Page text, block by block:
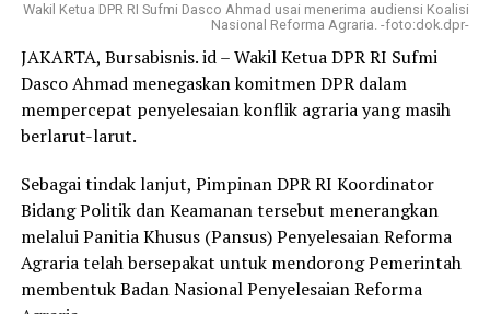
Wakil Ketua DPR RI Sufmi Dasco Ahmad usai menerima audiensi Koalisi
Nasional Reforma Agraria. -foto:dok.dpr-
JAKARTA, Bursabisnis. id – Wakil Ketua DPR RI Sufmi
Dasco Ahmad menegaskan komitmen DPR dalam
mempercepat penyelesaian konflik agraria yang masih
berlarut-larut.
Sebagai tindak lanjut, Pimpinan DPR RI Koordinator
Bidang Politik dan Keamanan tersebut menerangkan
melalui Panitia Khusus (Pansus) Penyelesaian Reforma
Agraria telah bersepakat untuk mendorong Pemerintah
membentuk Badan Nasional Penyelesaian Reforma